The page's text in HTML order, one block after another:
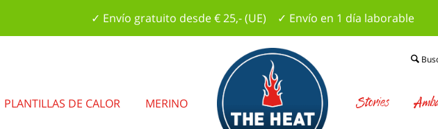
✓ Envío gratuito desde € 25,- (UE) ✓ Envío en 1 día laborable
PLANTILLAS DE CALOR MERINO Stories